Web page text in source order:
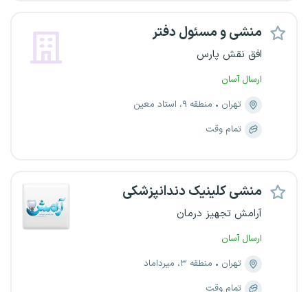
منشی و مسئول دفتر
افق نقش پارس
ارسال آسان
تهران
منطقه ۹، استاد معین
تمام وقت
منشی کلینیک دندانپزشکی
آرامش تجهیز درمان
ارسال آسان
تهران
منطقه ۳، میرداماد
تمام وقت